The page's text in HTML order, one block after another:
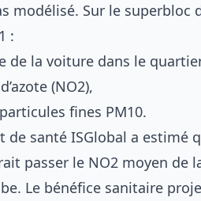
modélisé. Sur le
:
de la voiture dans le
(NO2),
fines PM10.
de santé ISGlobal a estimé
passer le NO2 moyen de
Le bénéfice sanitaire